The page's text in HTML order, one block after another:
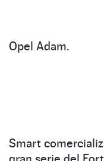
Opel Adam.
Smart